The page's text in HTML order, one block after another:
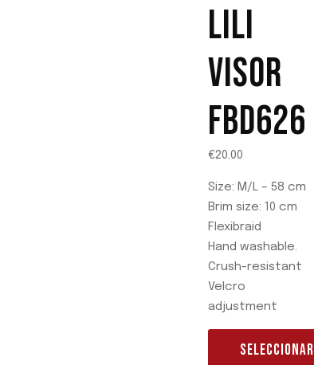
se
en
la
página
producto
LILI
VISOR
FBD626
€20.00
Size: M/L – 58 cm
Brim size: 10 cm
Flexibraid
Hand washable.
Crush-resistant
Velcro
adjustment
SELECCIONAR